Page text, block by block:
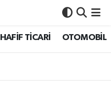
HAFİF TİCARİ OTOMOBİL